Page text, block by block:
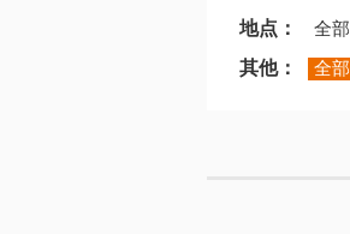
地点：
全部
其他：
全部